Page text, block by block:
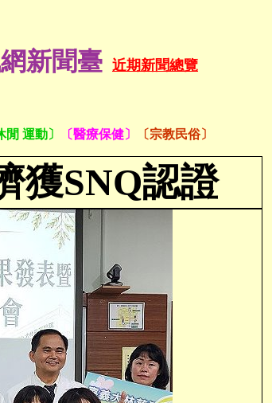
新聞臺 近期新聞總覽
閒 運動〕 〔醫療保健〕 〔宗教民俗〕
獲SNQ認證